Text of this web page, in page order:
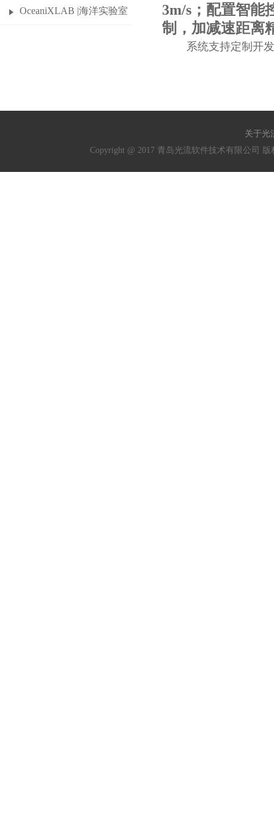
OceaniXLAB |海洋实验室
3m/s；配置智能
制，加减速距离
系统支持定制开
关于光
Copyright @ 2017 青岛光流软件技术有限公司